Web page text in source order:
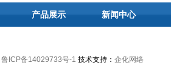
产品展示 新闻中心
鲁ICP备14029733号-1 技术支持： 企化网络